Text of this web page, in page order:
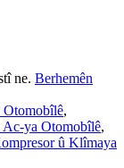
ne. Berhemên
Otomobîlê,
Ac-ya Otomobîlê,
û Klîmaya